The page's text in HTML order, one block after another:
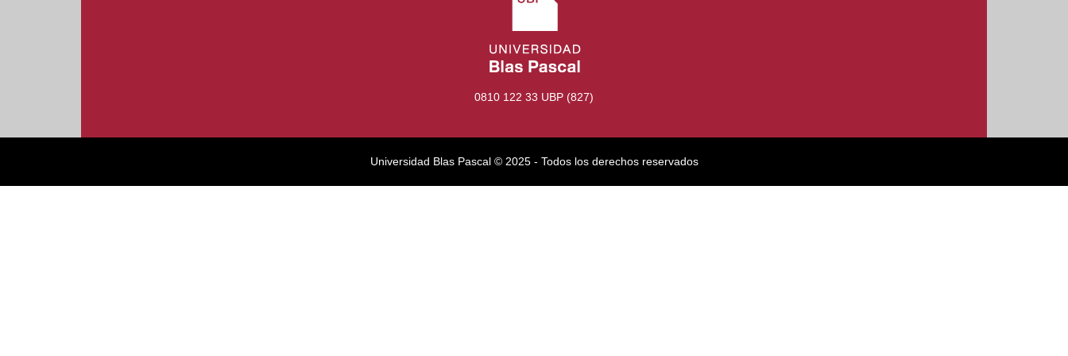
0810 122 33 UBP (827)
Universidad Blas Pascal ©️ 2025 - Todos los derechos reservados